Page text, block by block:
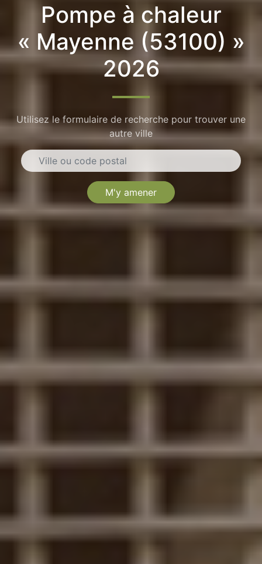
Pompe à chaleur
« Mayenne (53100) »
2026
Utilisez le formulaire de recherche pour trouver une
autre ville
M'y amener